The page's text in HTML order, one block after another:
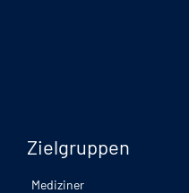
Zielgruppen
Mediziner